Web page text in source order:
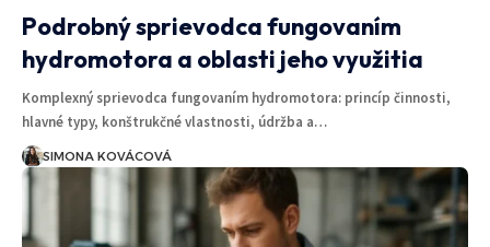
Podrobný sprievodca fungovaním
hydromotora a oblasti jeho využitia
Komplexný sprievodca fungovaním hydromotora: princíp činnosti,
hlavné typy, konštrukčné vlastnosti, údržba a…
SIMONA KOVÁCOVÁ